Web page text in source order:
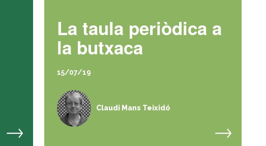
La taula periòdica a
la butxaca
15/07/19
Claudi Mans Teixidó